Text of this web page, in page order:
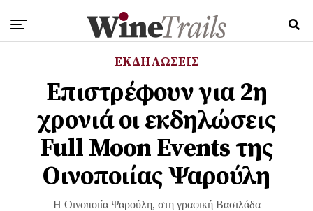
ΕΚΔΗΛΩΣΕΙΣ
Επιστρέφουν για 2η
χρονιά οι εκδηλώσεις
Full Moon Events της
Οινοποιίας Ψαρούλη
Η Οινοποιία Ψαρούλη, στη γραφική Βασιλάδα